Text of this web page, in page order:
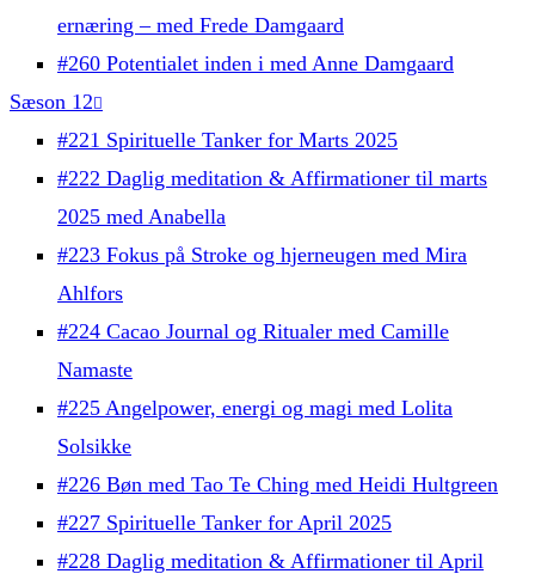
ernæring – med Frede Damgaard
#260 Potentialet inden i med Anne Damgaard
Sæson 12
#221 Spirituelle Tanker for Marts 2025
#222 Daglig meditation & Affirmationer til marts
2025 med Anabella
#223 Fokus på Stroke og hjerneugen med Mira
Ahlfors
#224 Cacao Journal og Ritualer med Camille
Namaste
#225 Angelpower, energi og magi med Lolita
Solsikke
#226 Bøn med Tao Te Ching med Heidi Hultgreen
#227 Spirituelle Tanker for April 2025
#228 Daglig meditation & Affirmationer til April